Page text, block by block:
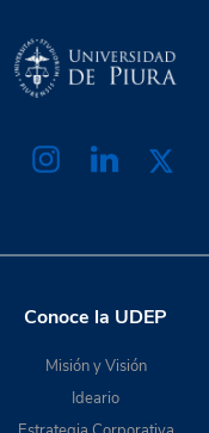
Conoce la UDEP
Misión y Visión
Ideario